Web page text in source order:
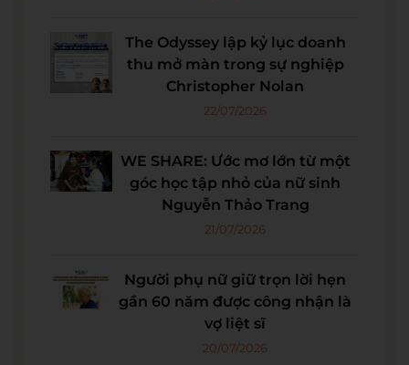
The Odyssey lập kỷ lục doanh
thu mở màn trong sự nghiệp
Christopher Nolan
22/07/2026
WE SHARE: Ước mơ lớn từ một
góc học tập nhỏ của nữ sinh
Nguyễn Thảo Trang
21/07/2026
Người phụ nữ giữ trọn lời hẹn
gần 60 năm được công nhận là
vợ liệt sĩ
20/07/2026